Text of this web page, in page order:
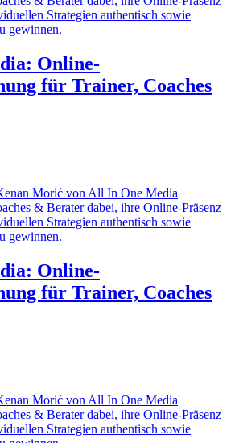
Online-
für Trainer, Coaches
Online-
für Trainer, Coaches